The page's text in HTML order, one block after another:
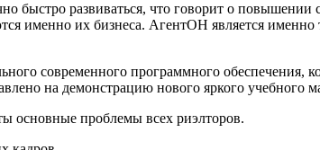
быстро развиваться, что говорит о
именно их бизнеса. АгентОН является
современного программного обеспечения,
на демонстрацию нового яркого учебного
основные проблемы всех риэлторов.